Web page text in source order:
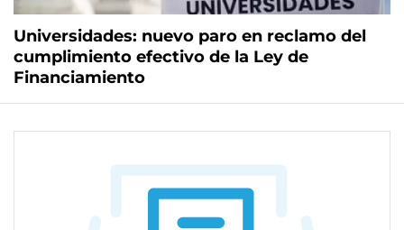
Universidades: nuevo paro en reclamo del
cumplimiento efectivo de la Ley de
Financiamiento